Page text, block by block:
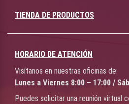
TIENDA DE PRODUCTOS
HORARIO DE ATENCIÓN
Visítanos en nuestras oficinas de:
Lunes a Viernes 8:00 – 17:00 /
Puedes solicitar una reunión virtual